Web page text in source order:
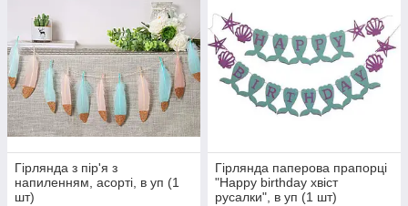
Гірлянда з пір'я з
напиленням, асорті, в уп (1
шт)
Гірлянда паперова прапорці
"Нappy birthday хвіст
русалки", в уп (1 шт)